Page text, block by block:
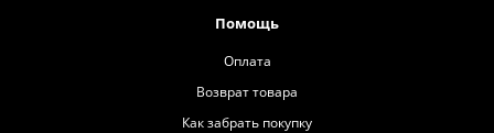
Помощь
Оплата
Возврат товара
Как забрать покупку